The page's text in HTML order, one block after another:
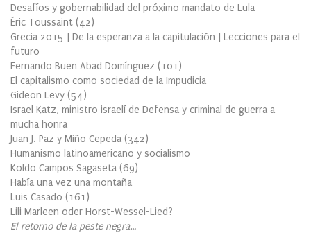
Desafíos y gobernabilidad del próximo mandato de Lula
Éric Toussaint (42)
Grecia 2015 | De la esperanza a la capitulación | Lecciones para el
futuro
Fernando Buen Abad Domínguez (101 )
El capitalismo como sociedad de la Impudicia
Gideon Levy (54)
Israel Katz, ministro israelí de Defensa y criminal de guerra a
mucha honra
Juan J. Paz y Miño Cepeda (342)
Humanismo latinoamericano y socialismo
Koldo Campos Sagaseta (69)
Había una vez una montaña
Luis Casado (161 )
Lili Marleen oder Horst-Wessel-Lied?
El retorno de la peste negra…